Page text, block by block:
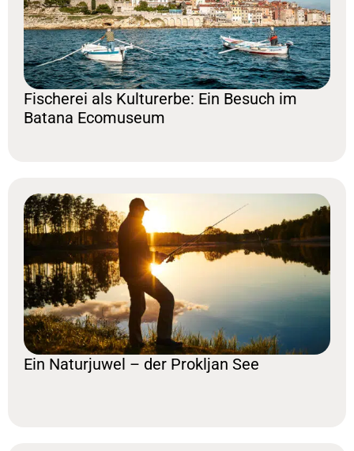
Fischerei als Kulturerbe: Ein Besuch im
Batana Ecomuseum
Ein Naturjuwel – der Prokljan See